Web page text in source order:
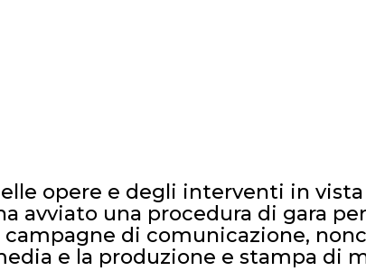
opere e degli interventi in
avviato una procedura di gara
campagne di comunicazione,
e la produzione e stampa di